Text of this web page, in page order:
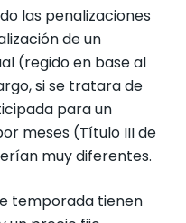
las penalizaciones
de un
(regido en base al
si se tratara de
para un
meses (Título III de
muy diferentes.
temporada tienen